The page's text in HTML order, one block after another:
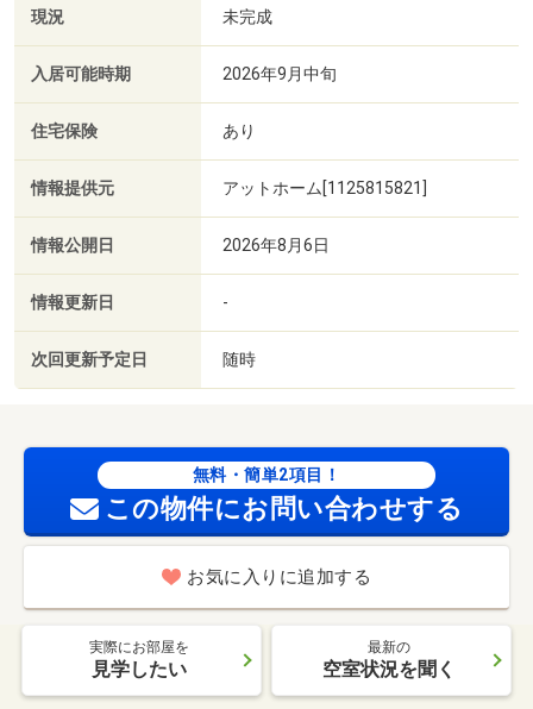
現況 未完成
入居可能時期 2026年9月中旬
住宅保険 あり
情報提供元 アットホーム[1125815821]
情報公開日 2026年8月6日
情報更新日 -
次回更新予定日 随時
無料・簡単2項目！
この物件にお問い合わせする
お気に入りに追加する
実際にお部屋を
見学したい
最新の
空室状況を聞く